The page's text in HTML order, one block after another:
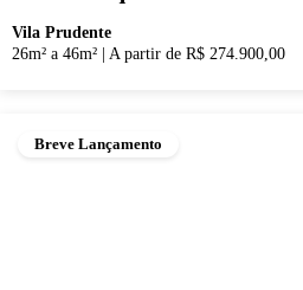
Vila Prudente
26m² a 46m²
A partir de R$ 274.900,00
Breve Lançamento